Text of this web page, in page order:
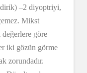
–2 diyoptriyi,
Mikst
değerlere göre
iki gözün görme
zorundadır.